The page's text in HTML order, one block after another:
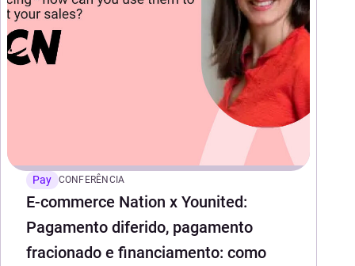
Pay CONFERÊNCIA
E-commerce Nation x Younited:
Pagamento diferido, pagamento
fracionado e financiamento: como